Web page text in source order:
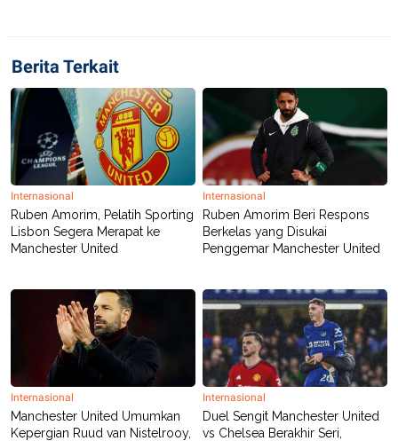
Berita Terkait
Internasional
Ruben Amorim, Pelatih Sporting
Lisbon Segera Merapat ke
Manchester United
Internasional
Ruben Amorim Beri Respons
Berkelas yang Disukai
Penggemar Manchester United
Internasional
Manchester United Umumkan
Kepergian Ruud van Nistelrooy,
Internasional
Duel Sengit Manchester United
vs Chelsea Berakhir Seri,